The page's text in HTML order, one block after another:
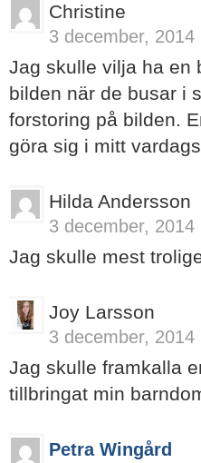
Christine
3 december, 2014
Jag skulle vilja ha en
bilden när de busar i
forstoring på bilden.
göra sig i mitt
Hilda Andersson
3 december, 2014
Jag skulle mest
Joy Larsson
3 december, 2014
Jag skulle framkalla
tillbringat min
Petra Wingård